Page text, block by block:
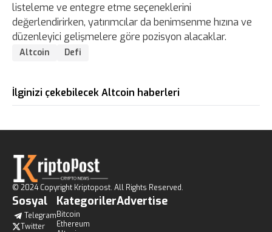
listeleme ve entegre etme seçeneklerini
değerlendirirken, yatırımcılar da benimsenme hızına ve
düzenleyici gelişmelere göre pozisyon alacaklar.
Altcoin Defi
İlginizi çekebilecek Altcoin haberleri
© 2024 Copyright Kriptopost. All Rights Reserved.
Sosyal
Telegram
Twitter
Kategoriler
Bitcoin
Ethereum
Advertise